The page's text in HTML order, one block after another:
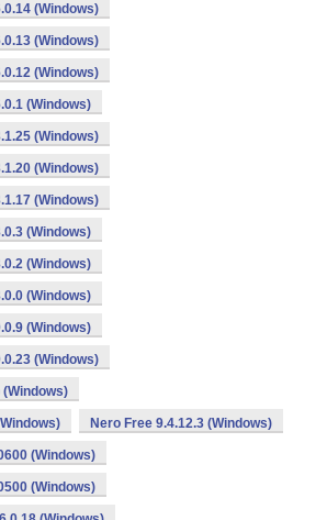
(Windows)
(Windows)
(Windows)
(Windows)
(Windows)
(Windows)
(Windows)
(Windows)
(Windows)
(Windows)
(Windows)
(Windows)
(Windows)
Nero Free 9.4.12.3 (Windows)
(Windows)
(Windows)